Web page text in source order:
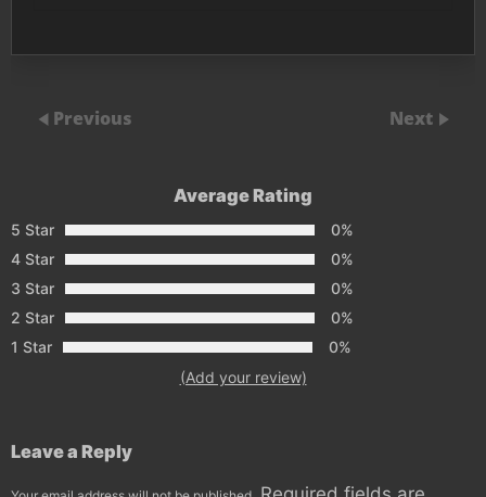
Previous Next
Average Rating
5 Star
0%
4 Star
0%
3 Star
0%
2 Star
0%
1 Star
0%
(Add your review)
Leave a Reply